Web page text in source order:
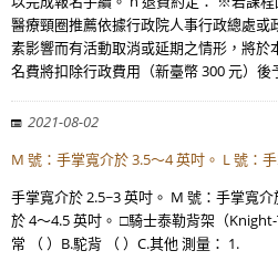
醫療頸圈推薦依據行政院人事行政總處或
素影響而有活動取消或延期之情形，將於
名費將扣除行政費用（新臺幣 300 元）後
2021-08-02
M 號：手掌寬介於 3.5～4 英吋。 L 號：
手掌寬介於 2.5~3 英吋。 M 號：手掌寬
於 4～4.5 英吋。 □騎士泰勒背架（
常 （ ）B.駝背 （ ）C.其他 測量： 1.